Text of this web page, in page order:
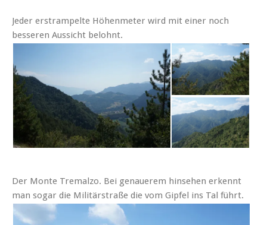
Jeder erstrampelte Höhenmeter wird mit einer noch
besseren Aussicht belohnt.
Der Monte Tremalzo. Bei genauerem hinsehen erkennt
man sogar die Militärstraße die vom Gipfel ins Tal führt.